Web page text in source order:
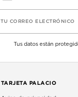
TU CORREO ELECTRÓNICO
Tus datos están
TARJETA PALACIO